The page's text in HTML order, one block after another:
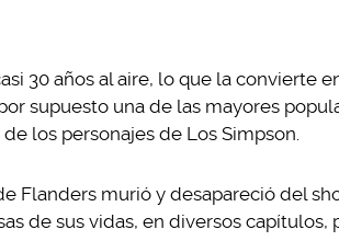
30 años al aire, lo que la convierte
supuesto una de las mayores
los personajes de Los Simpson.
Flanders murió y desapareció del
de sus vidas, en diversos